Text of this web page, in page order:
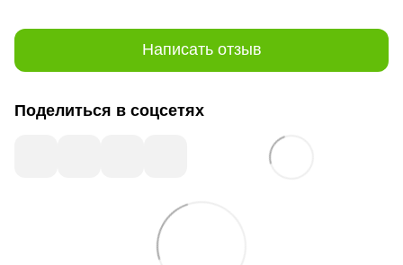
Написать отзыв
Поделиться в соцсетях